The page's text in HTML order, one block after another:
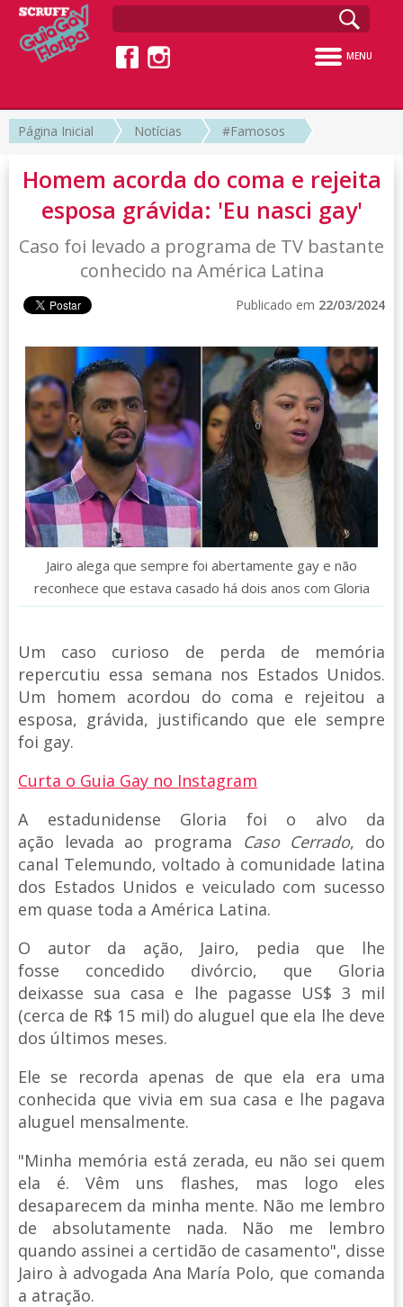
MENU
Página Inicial Notícias #Famosos
Homem acorda do coma e rejeita
esposa grávida: 'Eu nasci gay'
Caso foi levado a programa de TV bastante
conhecido na América Latina
Publicado em 22/03/2024
Jairo alega que sempre foi abertamente gay e não
reconhece que estava casado há dois anos com Gloria
Um caso curioso de perda de memória
repercutiu essa semana nos Estados Unidos.
Um homem acordou do coma e rejeitou a
esposa, grávida, justificando que ele sempre
foi gay.
Curta o Guia Gay no Instagram
A estadunidense Gloria foi o alvo da
ação levada ao programa Caso Cerrado, do
canal Telemundo, voltado à comunidade latina
dos Estados Unidos e veiculado com sucesso
em quase toda a América Latina.
O autor da ação, Jairo, pedia que lhe
fosse concedido divórcio, que Gloria
deixasse sua casa e lhe pagasse US$ 3 mil
(cerca de R$ 15 mil) do aluguel que ela lhe deve
dos últimos meses.
Ele se recorda apenas de que ela era uma
conhecida que vivia em sua casa e lhe pagava
aluguel mensalmente.
"Minha memória está zerada, eu não sei quem
ela é. Vêm uns flashes, mas logo eles
desaparecem da minha mente. Não me lembro
de absolutamente nada. Não me lembro
quando assinei a certidão de casamento", disse
Jairo à advogada Ana María Polo, que comanda
a atração.